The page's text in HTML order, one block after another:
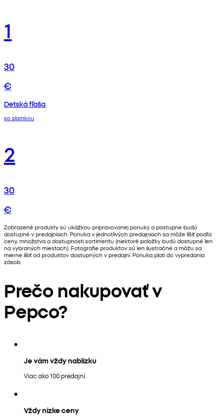
1
30
€
Detská fľaša
so slamkou
2
30
€
Zobrazené produkty sú ukážkou pripravovanej ponuky a postupne budú
dostupné v predajniach. Ponuka v jednotlivých predajniach sa môže líšiť podľa
ceny, množstva a dostupnosti sortimentu (niektoré položky budú dostupné len
na vybraných miestach). Fotografie produktov sú len ilustračné a môžu sa
mierne líšiť od produktov dostupných v predajni. Ponuka platí do vypredania
zásob.
Prečo nakupovať v
Pepco?
Je vám vždy nablízku
Viac ako 100 predajní.
Vždy nízke ceny